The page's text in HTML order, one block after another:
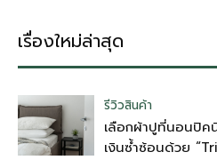
เรื่องใหม่ล่าสุด
รีวิวสินค้า
เลือกผ้าปูที่นอนปิค
เงินซ้ำซ้อนด้วย